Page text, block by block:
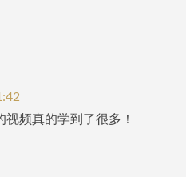
频真的学到了很多！